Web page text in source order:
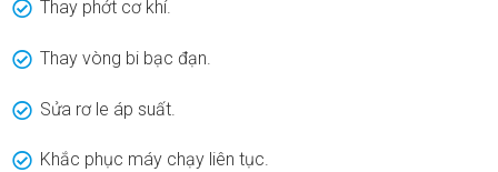
Thay phớt cơ khí.
Thay vòng bi bạc đạn.
Sửa rơ le áp suất.
Khắc phục máy chạy liên tục.